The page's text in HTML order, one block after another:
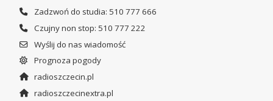
Zadzwoń do studia: 510 777 666
Czujny non stop: 510 777 222
Wyślij do nas wiadomość
Prognoza pogody
radioszczecin.pl
radioszczecinextra.pl